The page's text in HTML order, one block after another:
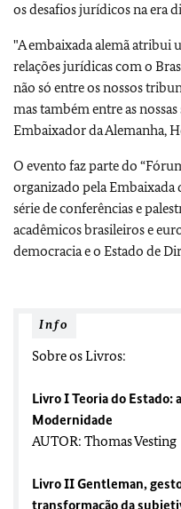
os desafios jurídicos na era
"A embaixada alemã atribui
relações jurídicas com o
não só entre os nossos
mas também entre as
Embaixador da Alemanha,
O evento faz parte do
organizado pela Embaixada
série de conferências e
acadêmicos brasileiros e
democracia e o Estado de
Info
Sobre os Livros:
Livro I Teoria do Estado:
Modernidade
AUTOR: Thomas Vesting
Livro II Gentleman,
transformação da